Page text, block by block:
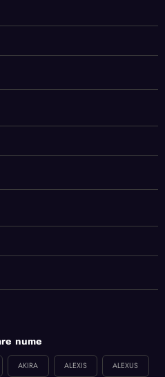
nume
AKIRA ALEXIS ALEXUS